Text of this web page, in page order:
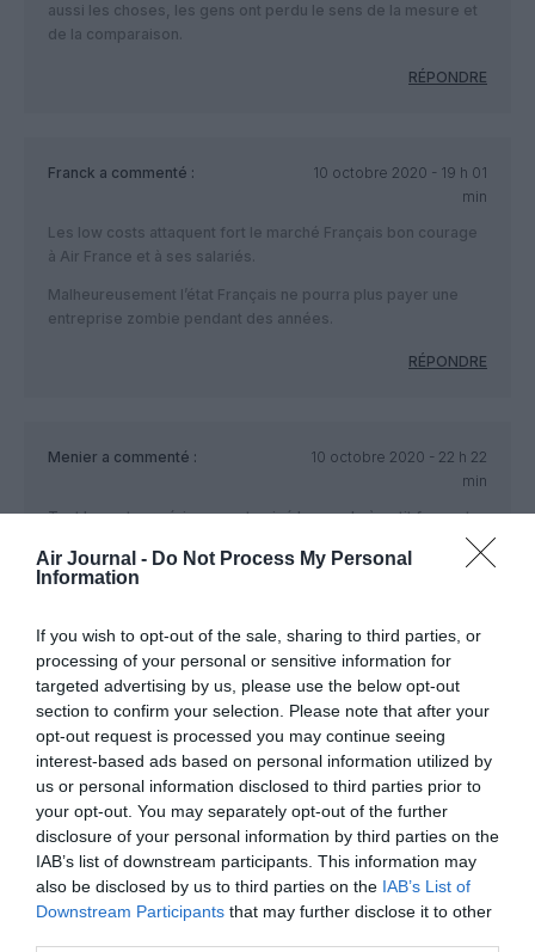
Air Journal - Do Not Process My Personal
Information
If you wish to opt-out of the sale, sharing to third parties, or
processing of your personal or sensitive information for
targeted advertising by us, please use the below opt-out
section to confirm your selection. Please note that after your
opt-out request is processed you may continue seeing
interest-based ads based on personal information utilized by
us or personal information disclosed to third parties prior to
your opt-out. You may separately opt-out of the further
disclosure of your personal information by third parties on the
IAB’s list of downstream participants. This information may
also be disclosed by us to third parties on the IAB’s List of
Downstream Participants that may further disclose it to other
aussi les choses, les gens ont perdu le sens de la mesure et
de la comparaison.
RÉPONDRE
Franck a commenté :
10 octobre 2020 - 19 h 01
min
Les low costs attaquent fort le marché Français bon courage
à Air France et à ses salariés.
Malheureusement l’état Français ne pourra plus payer une
entreprise zombie pendant des années.
RÉPONDRE
Menier a commenté :
10 octobre 2020 - 22 h 22
min
Tout le secteur aérien a contaminé le monde à petit feu… et
Blaireaua commenté :
10 octobre 2020 - 23
h 29 min
Je vous laisse méditer sur cet article de LCI
« Il est par ailleurs exact de souligner que la centrale
la plus émettrice d’Allemagne (Neurath), émet à elle
seule avec ses sept unités de production davantage
que l’aérien français, soit 32,2 millions de tonnes »
Sourcehttps://www.lci.fr/planete/une-seule-
centrale-a-charbon-allemande-emet-elle-
vraiment-plus-de-co2-que-tous-l-aerien-francais-